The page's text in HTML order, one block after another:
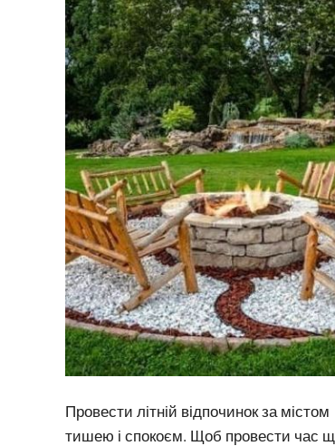
Провести літній відпочинок за
тишею і спокоєм. Щоб провести час